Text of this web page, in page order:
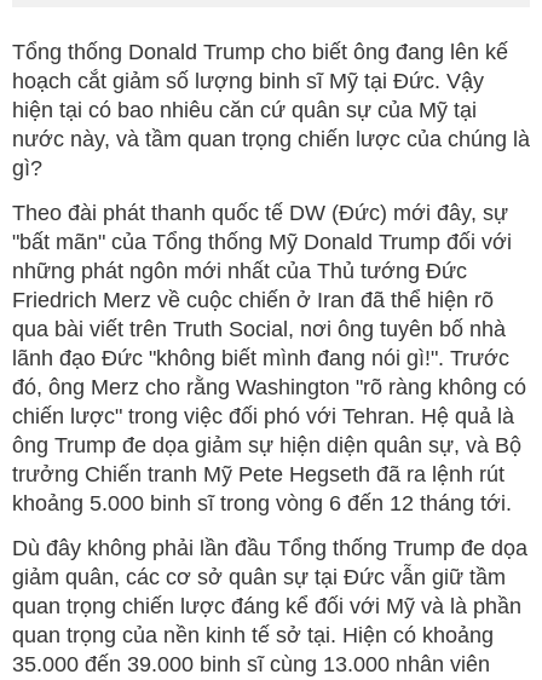
Tổng thống Donald Trump cho biết ông đang lên kế
hoạch cắt giảm số lượng binh sĩ Mỹ tại Đức. Vậy
hiện tại có bao nhiêu căn cứ quân sự của Mỹ tại
nước này, và tầm quan trọng chiến lược của chúng là
gì?
Theo đài phát thanh quốc tế DW (Đức) mới đây, sự
"bất mãn" của Tổng thống Mỹ Donald Trump đối với
những phát ngôn mới nhất của Thủ tướng Đức
Friedrich Merz về cuộc chiến ở Iran đã thể hiện rõ
qua bài viết trên Truth Social, nơi ông tuyên bố nhà
lãnh đạo Đức "không biết mình đang nói gì!". Trước
đó, ông Merz cho rằng Washington "rõ ràng không có
chiến lược" trong việc đối phó với Tehran. Hệ quả là
ông Trump đe dọa giảm sự hiện diện quân sự, và Bộ
trưởng Chiến tranh Mỹ Pete Hegseth đã ra lệnh rút
khoảng 5.000 binh sĩ trong vòng 6 đến 12 tháng tới.
Dù đây không phải lần đầu Tổng thống Trump đe dọa
giảm quân, các cơ sở quân sự tại Đức vẫn giữ tầm
quan trọng chiến lược đáng kể đối với Mỹ và là phần
quan trọng của nền kinh tế sở tại. Hiện có khoảng
35.000 đến 39.000 binh sĩ cùng 13.000 nhân viên